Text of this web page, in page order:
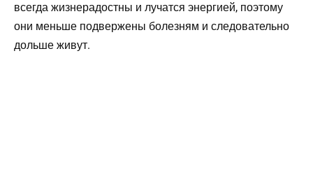
всегда жизнерадостны и лучатся энергией, поэтому
они меньше подвержены болезням и следовательно
дольше живут.